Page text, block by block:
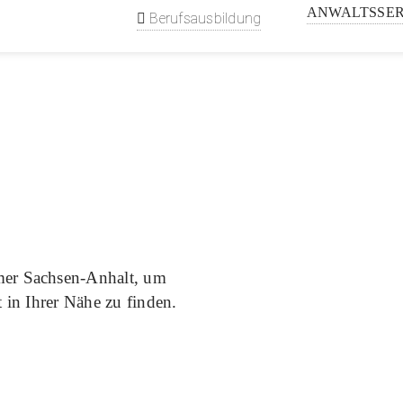
Berufsausbildung info@rak-
Sachsen-Anhalt, um
in Ihrer Nähe zu finden.